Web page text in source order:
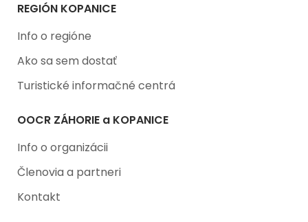
REGIÓN KOPANICE
Info o regióne
Ako sa sem dostať
Turistické informačné centrá
OOCR ZÁHORIE a KOPANICE
Info o organizácii
Členovia a partneri
Kontakt